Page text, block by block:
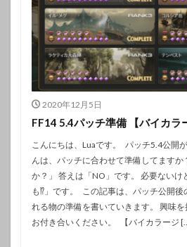
2020年12月5日
FF14 5.4パッチ準備 【バイカラ
こんにちは、Luaです。 パッチ5.4公開
んは、パッチに合わせて準備してますか
か？」 答えは「NO」です。 必要ないけ
も⁉」です。 この記事は、パッチ公開後
れる物の準備を書いていきます。 興味
お付き合いください。 【バイカラージ